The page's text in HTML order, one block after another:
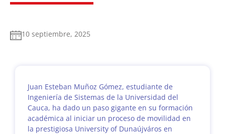
10 septiembre, 2025
Juan Esteban Muñoz Gómez, estudiante de
Ingeniería de Sistemas de la Universidad del
Cauca, ha dado un paso gigante en su formación
académica al iniciar un proceso de movilidad en
la prestigiosa University of Dunaújváros en